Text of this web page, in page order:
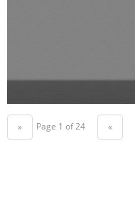
« Page 1 of 24 »